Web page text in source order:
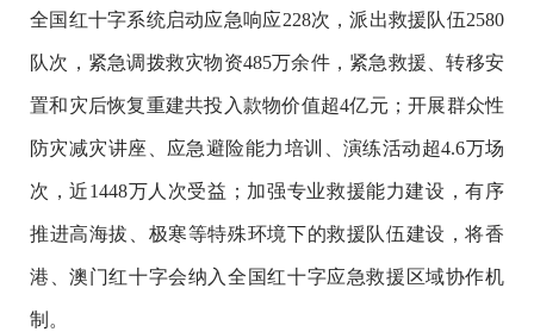
全国红十字系统启动应急响应228次，派出救援队伍2580
队次，紧急调拨救灾物资485万余件，紧急救援、转移安
置和灾后恢复重建共投入款物价值超4亿元；开展群众性
防灾减灾讲座、应急避险能力培训、演练活动超4.6万场
次，近1448万人次受益；加强专业救援能力建设，有序
推进高海拔、极寒等特殊环境下的救援队伍建设，将香
港、澳门红十字会纳入全国红十字应急救援区域协作机
制。